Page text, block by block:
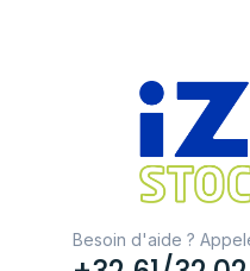
Besoin d'aide ?